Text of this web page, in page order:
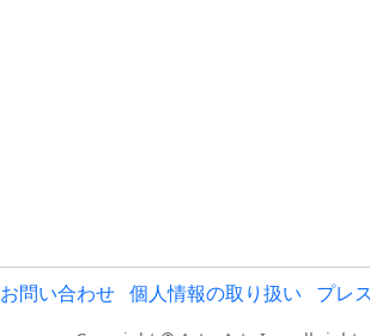
お問い合わせ 個人情報の取り扱い プレ